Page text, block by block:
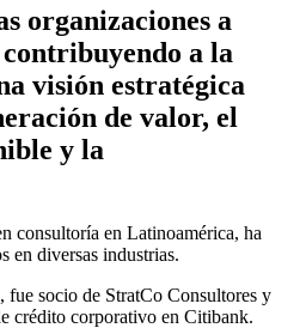
organizaciones a
a la
visión estratégica
de valor, el
y la
consultoría en Latinoamérica, ha
en diversas industrias.
fue socio de StratCo Consultores y
crédito corporativo en Citibank.